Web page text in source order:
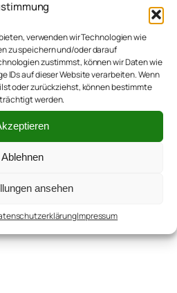
verwenden wir Technologien wie
zu speichern und/oder darauf
zustimmst, können wir Daten wie
IDs auf dieser Website verarbeiten. Wenn
oder zurückziehst, können bestimmte
werden.
Ablehnen
ansehen
Impressum